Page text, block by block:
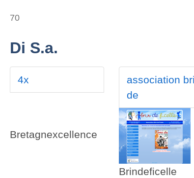
70
Di S.a.
4x
Bretagnexcellence
association
de
Brindeficelle